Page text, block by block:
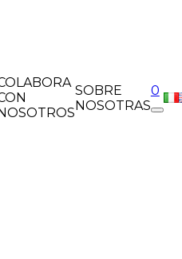
SOBRE
NOSOTRAS
0